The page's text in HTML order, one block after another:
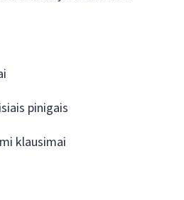
pinigais
klausimai